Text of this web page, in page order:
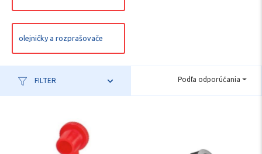
olejničky a rozprašovače
FILTER Podľa odporúčania